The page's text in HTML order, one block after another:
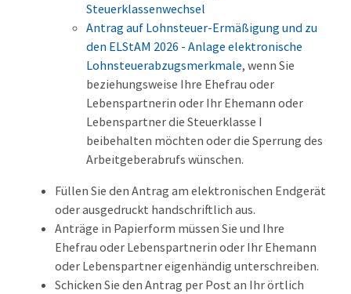
Steuerklassenwechsel
Antrag auf Lohnsteuer-Ermäßigung und zu
den ELStAM 2026 - Anlage elektronische
Lohnsteuerabzugsmerkmale, wenn Sie
beziehungsweise Ihre Ehefrau oder
Lebenspartnerin oder Ihr Ehemann oder
Lebenspartner die Steuerklasse I
beibehalten möchten oder die Sperrung des
Arbeitgeberabrufs wünschen.
Füllen Sie den Antrag am elektronischen Endgerät
oder ausgedruckt handschriftlich aus.
Anträge in Papierform müssen Sie und Ihre
Ehefrau oder Lebenspartnerin oder Ihr Ehemann
oder Lebenspartner eigenhändig unterschreiben.
Schicken Sie den Antrag per Post an Ihr örtlich